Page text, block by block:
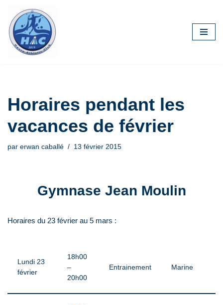
Aller
au
contenu
Horaires pendant les
vacances de février
par erwan caballé 13 février 2015
Gymnase Jean Moulin
Horaires du 23 février au 5 mars :
Lundi 23
février
18h00
–
20h00
Entrainement Marine